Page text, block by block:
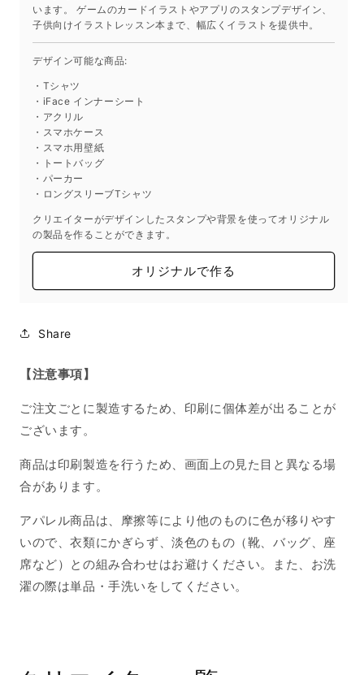
います。 ゲームのカードイラストやアプリのスタンプデザイン、
子供向けイラストレッスン本まで、幅広くイラストを提供中。
デザイン可能な商品:
・Tシャツ
・iFace インナーシート
・アクリル
・スマホケース
・スマホ用壁紙
・トートバッグ
・パーカー
・ロングスリーブTシャツ
クリエイターがデザインしたスタンプや背景を使ってオリジナル
の製品を作ることができます。
オリジナルで作る
Share
【注意事項】
ご注文ごとに製造するため、印刷に個体差が出ることが
ございます。
商品は印刷製造を行うため、画面上の見た目と異なる場
合があります。
アパレル商品は、摩擦等により他のものに色が移りやす
いので、衣類にかぎらず、淡色のもの（靴、バッグ、座
席など）との組み合わせはお避けください。また、お洗
濯の際は単品・手洗いをしてください。